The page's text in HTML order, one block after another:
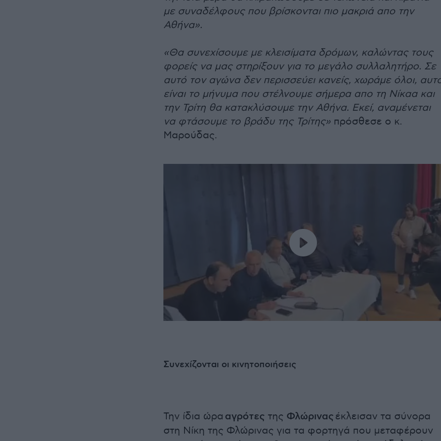
με συναδέλφους που βρίσκονται πιο μακριά απο την
Αθήνα».
«Θα συνεχίσουμε με κλεισίματα δρόμων, καλώντας τους
φορείς να μας στηρίξουν για το μεγάλο συλλαλητήρο. Σε
αυτό τον αγώνα δεν περισσεύει κανείς, χωράμε όλοι,
είναι το μήνυμα που στέλνουμε σήμερα απο τη Νίκαα και
την Τρίτη θα κατακλύσουμε την Αθήνα. Εκεί, αναμένεται
να φτάσουμε το βράδυ της Τρίτης» πρόσθεσε ο κ.
Μαρούδας.
Συνεχίζονται οι κινητοποιήσεις
Την ίδια ώρα αγρότες της Φλώρινας έκλεισαν τα σύνορα
στη Νίκη της Φλώρινας για τα φορτηγά που μεταφέρουν